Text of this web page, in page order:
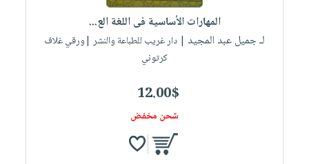
المهارات الأساسية فى اللغة الع...
لـ جميل عبد المجيد | دار غريب للطباعة والنشر |ورقي غلاف
كرتوني
12.00$
شحن مخفض